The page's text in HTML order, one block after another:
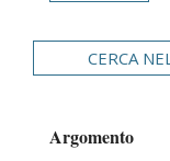
CERCA
Argomento